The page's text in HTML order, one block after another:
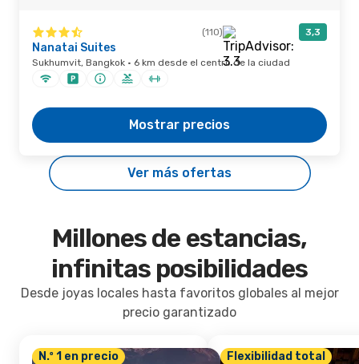
(110) 3,3
Nanatai Suites
Sukhumvit, Bangkok · 6 km desde el centro de la ciudad
Mostrar precios
Ver más ofertas
Millones de estancias,
infinitas posibilidades
Desde joyas locales hasta favoritos globales al mejor
precio garantizado
N.º 1 en precio Flexibilidad total